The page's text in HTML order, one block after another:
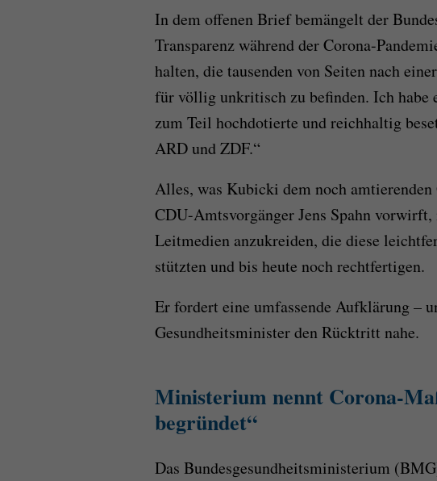
In dem offenen Brief bemängelt der
Transparenz während der Corona-
halten, die tausenden von Seiten nach
für völlig unkritisch zu befinden. Ich habe
zum Teil hochdotierte und reichhaltig
ARD und ZDF.“
Alles, was Kubicki dem noch
CDU-Amtsvorgänger Jens Spahn
Leitmedien anzukreiden, die diese
stützten und bis heute noch rechtfertigen.
Er fordert eine umfassende Aufklärung –
Gesundheitsminister den Rücktritt nahe.
Ministerium nennt Corona-
begründet“
Das Bundesgesundheitsministerium